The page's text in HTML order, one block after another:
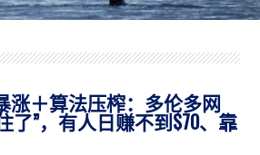
涨＋算法压榨：多伦多网
了”，有人日赚不到$70、靠